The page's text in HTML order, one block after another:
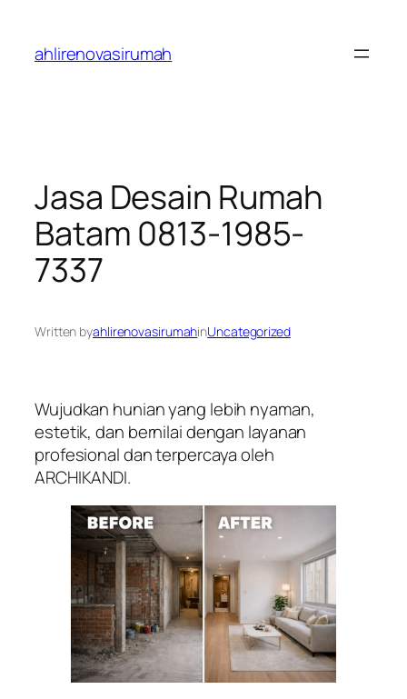
content
ahlirenovasirumah
Jasa Desain Rumah
Batam 0813-1985-
7337
Written byahlirenovasirumahinUncategorized
Wujudkan hunian yang lebih nyaman,
estetik, dan bernilai dengan layanan
profesional dan terpercaya oleh
ARCHIKANDI.